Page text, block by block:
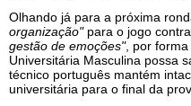
Olhando já para a próxima
organização"para o jogo
gestão de emoções", por
Universitária Masculina possa
técnico português mantém
universitária para o final da